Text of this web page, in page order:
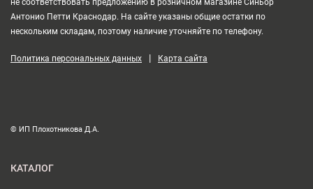
не соответствовать предложению в розничном магазине Синьор
Антонио Петти Краснодар. На сайте указаны общие остатки по
нескольким складам, поэтому наличие уточняйте по телефону.
Политика персональных данных | Карта сайта
© ИП Плохотникова Д.А.
КАТАЛОГ